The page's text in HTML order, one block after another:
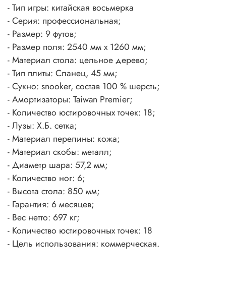
- Тип игры: китайская восьмерка
- Серия: профессиональная;
- Размер: 9 футов;
- Размер поля: 2540 мм х 1260 мм;
- Материал стола: цельное дерево;
- Тип плиты: Сланец, 45 мм;
- Сукно: snooker, состав 100 % шерсть;
- Амортизаторы: Taiwan Premier;
- Количество юстировочных точек: 18;
- Лузы: Х.Б. сетка;
- Материал перелины: кожа;
- Материал скобы: металл;
- Диаметр шара: 57,2 мм;
- Количество ног: 6;
- Высота стола: 850 мм;
- Гарантия: 6 месяцев;
- Вес нетто: 697 кг;
- Количество юстировочных точек: 18
- Цель использования: коммерческая.